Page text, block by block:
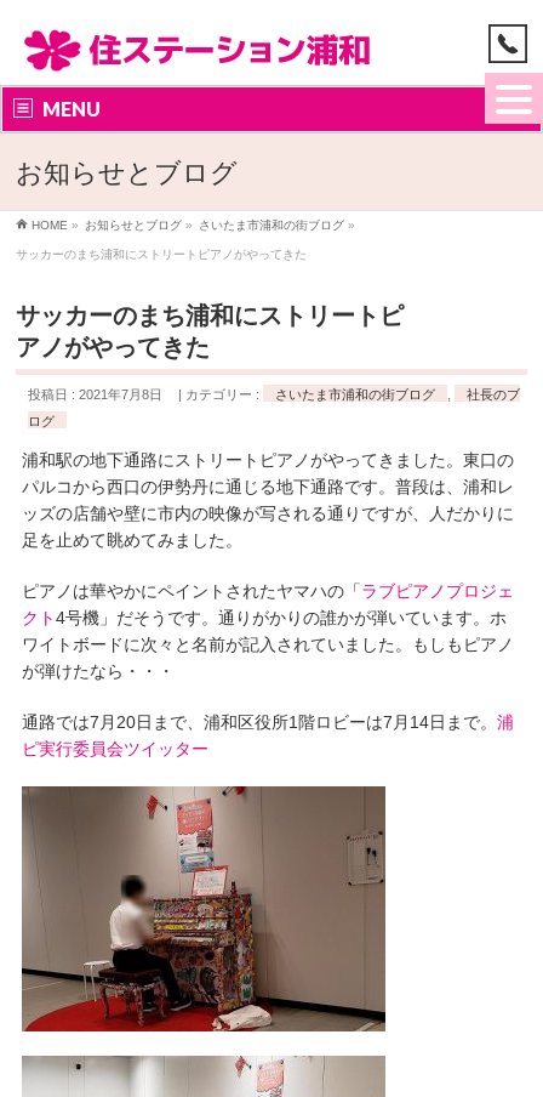
MENU
お知らせとブログ
HOME » お知らせとブログ » さいたま市浦和の街ブログ »
サッカーのまち浦和にストリートピアノがやってきた
サッカーのまち浦和にストリートピ
アノがやってきた
投稿日 : 2021年7月8日 カテゴリー : さいたま市浦和の街ブログ
社長のブ
ログ
浦和駅の地下通路にストリートピアノがやってきました。東口の
パルコから西口の伊勢丹に通じる地下通路です。普段は、浦和レ
ッズの店舗や壁に市内の映像が写される通りですが、人だかりに
足を止めて眺めてみました。
ピアノは華やかにペイントされたヤマハの「ラブピアノプロジェ
クト4号機」だそうです。通りがかりの誰かが弾いています。ホ
ワイトボードに次々と名前が記入されていました。もしもピアノ
が弾けたなら・・・
通路では7月20日まで、浦和区役所1階ロビーは7月14日まで。浦
ピ実行委員会ツイッター